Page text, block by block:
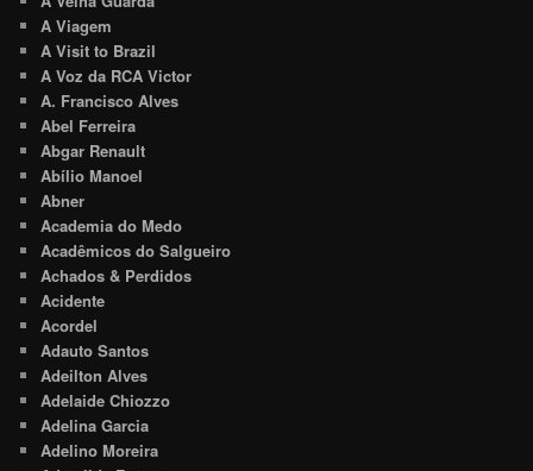
A Viagem
A Visit to Brazil
A Voz da RCA Victor
A. Francisco Alves
Abel Ferreira
Abgar Renault
Abílio Manoel
Abner
Academia do Medo
Acadêmicos do Salgueiro
Achados & Perdidos
Acidente
Acordel
Adauto Santos
Adeilton Alves
Adelaide Chiozzo
Adelina Garcia
Adelino Moreira